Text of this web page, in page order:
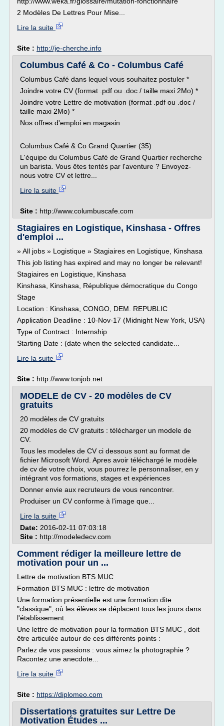
2 Modèles De Lettres Pour Mise...
Lire la suite
Site : http://je-cherche.info
Columbus Café & Co - Columbus Café
Columbus Café dans lequel vous souhaitez postuler *
Joindre votre CV (format .pdf ou .doc / taille maxi 2Mo) *
Joindre votre Lettre de motivation (format .pdf ou .doc /
taille maxi 2Mo) *
Nos offres d'emploi en magasin
Columbus Café & Co Grand Quartier (35)
L'équipe du Columbus Café de Grand Quartier recherche
un barista. Vous êtes tentés par l'aventure ? Envoyez-
nous votre CV et lettre...
Lire la suite
Site : http://www.columbuscafe.com
Stagiaires en Logistique, Kinshasa - Offres
d'emploi ...
» All jobs » Logistique » Stagiaires en Logistique, Kinshasa
This job listing has expired and may no longer be relevant!
Stagiaires en Logistique, Kinshasa
Kinshasa, Kinshasa, République démocratique du Congo
Stage
Location : Kinshasa, CONGO, DEM. REPUBLIC
Application Deadline : 10-Nov-17 (Midnight New York, USA)
Type of Contract : Internship
Starting Date : (date when the selected candidate...
Lire la suite
Site : http://www.tonjob.net
MODELE de CV - 20 modèles de CV
gratuits
20 modèles de CV gratuits
20 modèles de CV gratuits : télécharger un modele de
CV.
Tous les modeles de CV ci dessous sont au format de
fichier Microsoft Word. Apres avoir téléchargé le modèle
de cv de votre choix, vous pourrez le personnaliser, en y
intégrant vos formations, stages et expériences
Donner envie aux recruteurs de vous rencontrer.
Produiser un CV conforme à l'image que...
Lire la suite
Date: 2016-02-11 07:03:18
Site : http://modeledecv.com
Comment rédiger la meilleure lettre de
motivation pour un ...
Lettre de motivation BTS MUC
Formation BTS MUC : lettre de motivation
Une formation présentielle est une formation dite
"classique", où les élèves se déplacent tous les jours dans
l'établissement.
Une lettre de motivation pour la formation BTS MUC , doit
être articulée autour de ces différents points :
Parlez de vos passions : vous aimez la photographie ?
Racontez une anecdote...
Lire la suite
Site : https://diplomeo.com
Dissertations gratuites sur Lettre De
Motivation Études ...